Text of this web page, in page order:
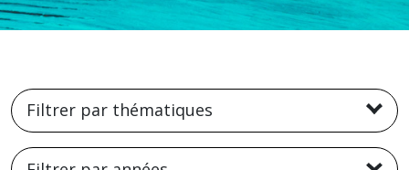
Filtrer par thématiques